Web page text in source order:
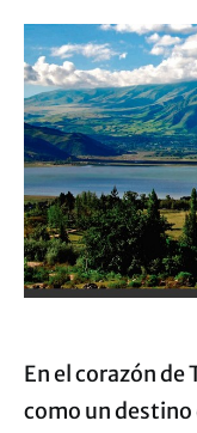
En el corazón de
como un destino